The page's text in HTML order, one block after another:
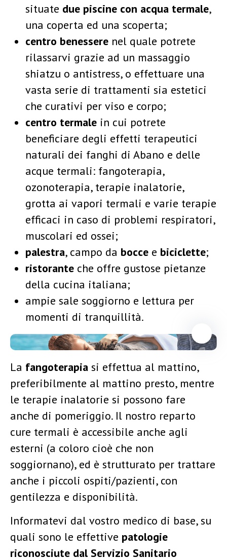
situate due piscine con acqua termale,
una coperta ed una scoperta;
centro benessere nel quale potrete
rilassarvi grazie ad un massaggio
shiatzu o antistress, o effettuare una
vasta serie di trattamenti sia estetici
che curativi per viso e corpo;
centro termale in cui potrete
beneficiare degli effetti terapeutici
naturali dei fanghi di Abano e delle
acque termali: fangoterapia,
ozonoterapia, terapie inalatorie,
grotta ai vapori termali e varie terapie
efficaci in caso di problemi respiratori,
muscolari ed ossei;
palestra, campo da bocce e biciclette;
ristorante che offre gustose pietanze
della cucina italiana;
ampie sale soggiorno e lettura per
momenti di tranquillità.
La fangoterapia si effettua al mattino,
preferibilmente al mattino presto, mentre
le terapie inalatorie si possono fare
anche di pomeriggio. Il nostro reparto
cure termali è accessibile anche agli
esterni (a coloro cioè che non
soggiornano), ed è strutturato per trattare
anche i piccoli ospiti/pazienti, con
gentilezza e disponibilità.
Informatevi dal vostro medico di base, su
quali sono le effettive patologie
riconosciute dal Servizio Sanitario